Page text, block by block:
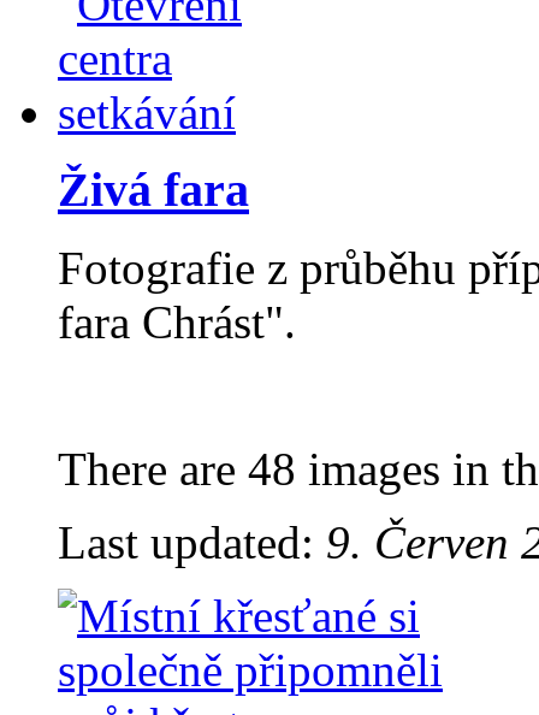
Živá fara
Fotografie z průběhu
fara Chrást".
There are 48 images in
Last updated: 9. Červen